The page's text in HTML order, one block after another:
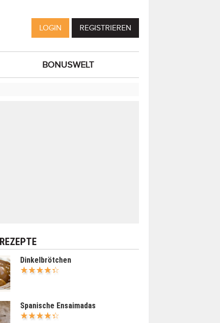
LOGIN REGISTRIEREN
BONUSWELT
Dinkelbrötchen
Spanische Ensaimadas